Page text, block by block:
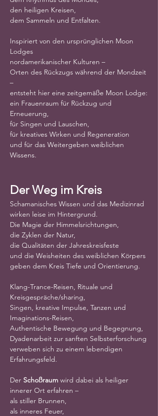
den heiligen Kreisen,
dem Sammeln und Entfalten.
Inspiriert von den ursprünglichen Moon
Lodges
nordamerikanischer Kulturen –
Orten des Rückzugs während der Mondzeit
–
entsteht hier eine zeitgemäße Moon Lodge:
ein Frauenraum für Rückzug und
Erneuerung,
für Singen und Lauschen,
für kreatives Wirken und Regeneration
und für das Weitergeben weiblichen
Wissens.
Der Weg im Kreis
Schamanisches Wissen und das Medizinrad
wirken leise im Hintergrund.
Die Magie der Himmelsrichtungen,
die Zyklen der Natur,
die Qualitäten der Jahreskreisfeste
und die Weisheiten des weiblichen Körpers
geben dem Kreis Tiefe und Orientierung.
Klang-Trance-Reisen, Rituale und
Kreisgespräche/sharing,
Singen, kreative Impulse, Tanzen und
Imaginations-Reisen,
Authentische Bewegung und Begegnung,
Dyadenarbeit zur sanften Selbsterforschung
verweben sich zu einem lebendigen
Erfahrungsfeld.
Der Schoßraum wird dabei als heiliger
innerer Ort erfahren –
als stiller Brunnen,
als inneres Feuer,